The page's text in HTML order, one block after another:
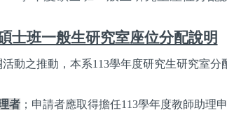
士班一般生研究室座位分配說明
動之推動，本系113學年度研究生研究室分
者 ；申請者應取得擔任113學年度教師助理